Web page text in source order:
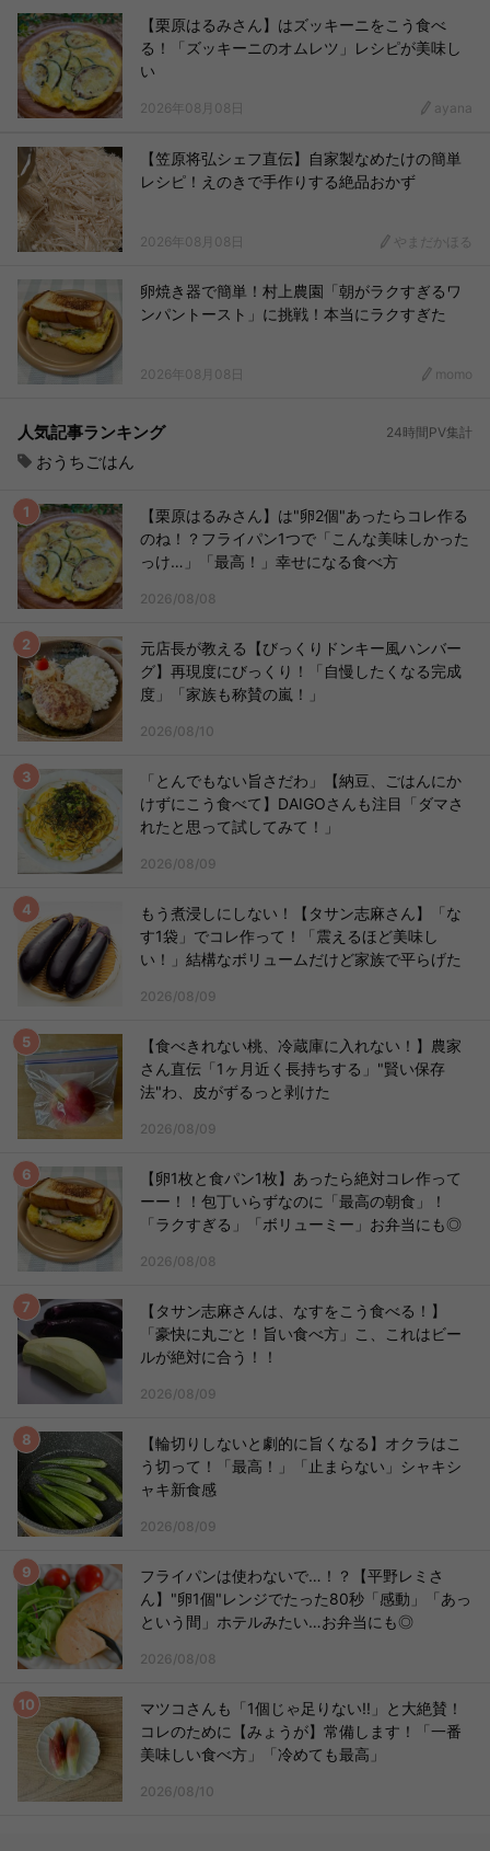
【栗原はるみさん】はズッキーニをこう食べ
る！「ズッキーニのオムレツ」レシピが美味し
い
2026年08月08日 ayana
【笠原将弘シェフ直伝】自家製なめたけの簡単
レシピ！えのきで手作りする絶品おかず
2026年08月08日 やまだかほる
卵焼き器で簡単！村上農園「朝がラクすぎるワ
ンパントースト」に挑戦！本当にラクすぎた
2026年08月08日 momo
人気記事ランキング 24時間PV集計
おうちごはん
【栗原はるみさん】は"卵2個"あったらコレ作る
のね！？フライパン1つで「こんな美味しかった
っけ…」「最高！」幸せになる食べ方
2026/08/08
元店長が教える【びっくりドンキー風ハンバー
グ】再現度にびっくり！「自慢したくなる完成
度」「家族も称賛の嵐！」
2026/08/10
「とんでもない旨さだわ」【納豆、ごはんにか
けずにこう食べて】DAIGOさんも注目「ダマさ
れたと思って試してみて！」
2026/08/09
もう煮浸しにしない！【タサン志麻さん】「な
す1袋」でコレ作って！「震えるほど美味し
い！」結構なボリュームだけど家族で平らげた
2026/08/09
【食べきれない桃、冷蔵庫に入れない！】農家
さん直伝「1ヶ月近く長持ちする」"賢い保存
法"わ、皮がずるっと剥けた
2026/08/09
【卵1枚と食パン1枚】あったら絶対コレ作って
ーー！！包丁いらずなのに「最高の朝食」！
「ラクすぎる」「ボリューミー」お弁当にも◎
2026/08/08
【タサン志麻さんは、なすをこう食べる！】
「豪快に丸ごと！旨い食べ方」こ、これはビー
ルが絶対に合う！！
2026/08/09
【輪切りしないと劇的に旨くなる】オクラはこ
う切って！「最高！」「止まらない」シャキシ
ャキ新食感
2026/08/09
フライパンは使わないで…！？【平野レミさ
ん】"卵1個"レンジでたった80秒「感動」「あっ
という間」ホテルみたい…お弁当にも◎
2026/08/08
マツコさんも「1個じゃ足りない!!」と大絶賛！
コレのために【みょうが】常備します！「一番
美味しい食べ方」「冷めても最高」
2026/08/10